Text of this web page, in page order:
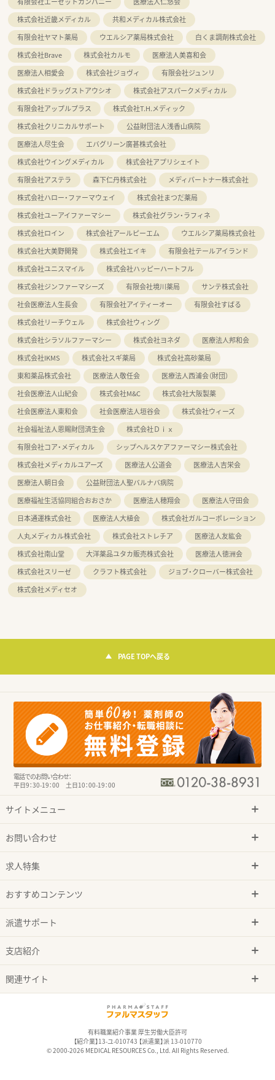
株式会社近畿メディカル
共和メディカル株式会社
有限会社ヤマト薬局
ウエルシア薬局株式会社
白くま調剤株式会社
株式会社Brave
株式会社カルモ
医療法人美喜和会
医療法人相愛会
株式会社ジョヴィ
有限会社ジュンリ
株式会社ドラッグストアウシオ
株式会社アスパークメディカル
有限会社アップルプラス
株式会社T.H.メディック
株式会社クリニカルサポート
公益財団法人浅香山病院
医療法人尽生会
エバグリーン廣甚株式会社
株式会社ウイングメディカル
株式会社アプリシェイト
有限会社アステラ
森下仁丹株式会社
メディパートナー株式会社
株式会社ハロー・ファーマウェイ
株式会社まつだ薬局
株式会社ユーアイファーマシー
株式会社グラン・ラフィネ
株式会社ロイン
株式会社アールピーエム
ウエルシア薬局株式会社
株式会社大美野開発
株式会社エイキ
有限会社テールアイランド
株式会社ユニスマイル
株式会社ハッピーハートフル
株式会社ジンファーマシーズ
有限会社境川薬局
サンテ株式会社
社会医療法人生長会
有限会社アイティーオー
有限会社すばる
株式会社リーチウェル
株式会社ウィング
株式会社シラソルファーマシー
株式会社ヨネダ
医療法人邦和会
株式会社IKMS
株式会社スギ薬局
株式会社高砂薬局
東和薬品株式会社
医療法人敬任会
医療法人西浦会（財団）
社会医療法人山紀会
株式会社M&C
株式会社大阪製薬
社会医療法人東和会
社会医療法人垣谷会
株式会社ウィーズ
社会福祉法人恩賜財団済生会
株式会社Ｄｉｘ
有限会社コア・メディカル
シップヘルスケアファーマシー株式会社
株式会社メディカルユアーズ
医療法人公道会
医療法人吉栄会
医療法人朝日会
公益財団法人聖バルナバ病院
医療福祉生活協同組合おおさか
医療法人穂翔会
医療法人守田会
日本通運株式会社
医療法人大植会
株式会社ガルコーポレーション
人丸メディカル株式会社
株式会社ストレチア
医療法人友紘会
株式会社南山堂
大洋薬品ユタカ販売株式会社
医療法人徳洲会
株式会社スリーゼ
クラフト株式会社
ジョブ・クローバー株式会社
株式会社メディセオ
PAGE TOPへ戻る
電話でのお問い合わせ：
平日9：30-19：00 土日10：00-19：00
サイトメニュー
お問い合わせ
求人特集
おすすめコンテンツ
派遣サポート
支店紹介
関連サイト
有料職業紹介事業 厚生労働大臣許可
【紹介業】13-ユ-010743 【派遣業】派 13-010770
© 2000-2026 MEDICAL RESOURCES Co., Ltd. All Rights Reserved.